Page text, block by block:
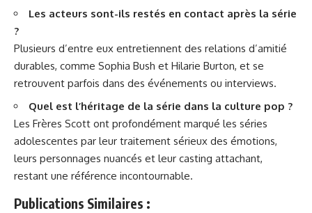
Les acteurs sont-ils restés en contact après la série
?
Plusieurs d’entre eux entretiennent des relations d’amitié
durables, comme Sophia Bush et Hilarie Burton, et se
retrouvent parfois dans des événements ou interviews.
Quel est l’héritage de la série dans la culture pop ?
Les Frères Scott ont profondément marqué les séries
adolescentes par leur traitement sérieux des émotions,
leurs personnages nuancés et leur casting attachant,
restant une référence incontournable.
Publications Similaires :